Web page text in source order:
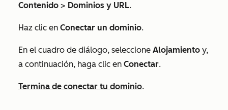
Contenido > Dominios y URL.
Haz clic en Conectar un dominio.
En el cuadro de diálogo, seleccione Alojamiento y,
a continuación, haga clic en Conectar.
Termina de conectar tu dominio.